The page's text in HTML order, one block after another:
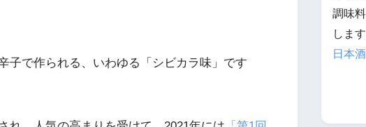
子で作られる、いわゆる「シビカラ味」です
調味
しま
日本